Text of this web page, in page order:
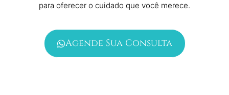
para oferecer o cuidado que você merece.
Agende Sua Consulta